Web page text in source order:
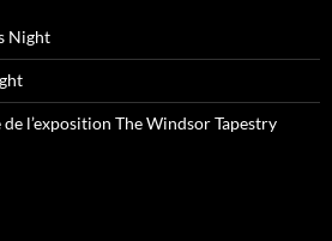
Night
de l’exposition The Windsor Tapestry